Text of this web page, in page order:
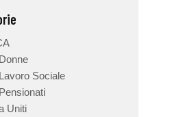
Sociale
Uniti